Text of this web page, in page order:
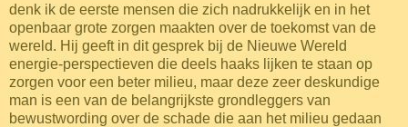
denk ik de eerste mensen die zich nadrukkelijk en in het
openbaar grote zorgen maakten over de toekomst van de
wereld. Hij geeft in dit gesprek bij de Nieuwe Wereld
energie-perspectieven die deels haaks lijken te staan op
zorgen voor een beter milieu, maar deze zeer deskundige
man is een van de belangrijkste grondleggers van
bewustwording over de schade die aan het milieu gedaan